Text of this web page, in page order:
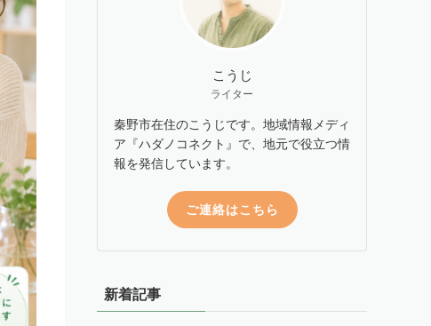
こうじ
ライター
秦野市在住のこうじです。地域情報メディ
ア『ハダノコネクト』で、地元で役立つ情
報を発信しています。
ご連絡はこちら
新着記事